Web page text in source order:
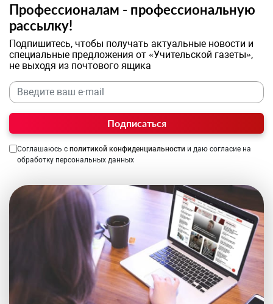
Профессионалам - профессиональную
рассылку!
Подпишитесь, чтобы получать актуальные новости и
специальные предложения от «Учительской газеты»,
не выходя из почтового ящика
Подписаться
Соглашаюсь с политикой конфиденциальности и даю согласие на
обработку персональных данных